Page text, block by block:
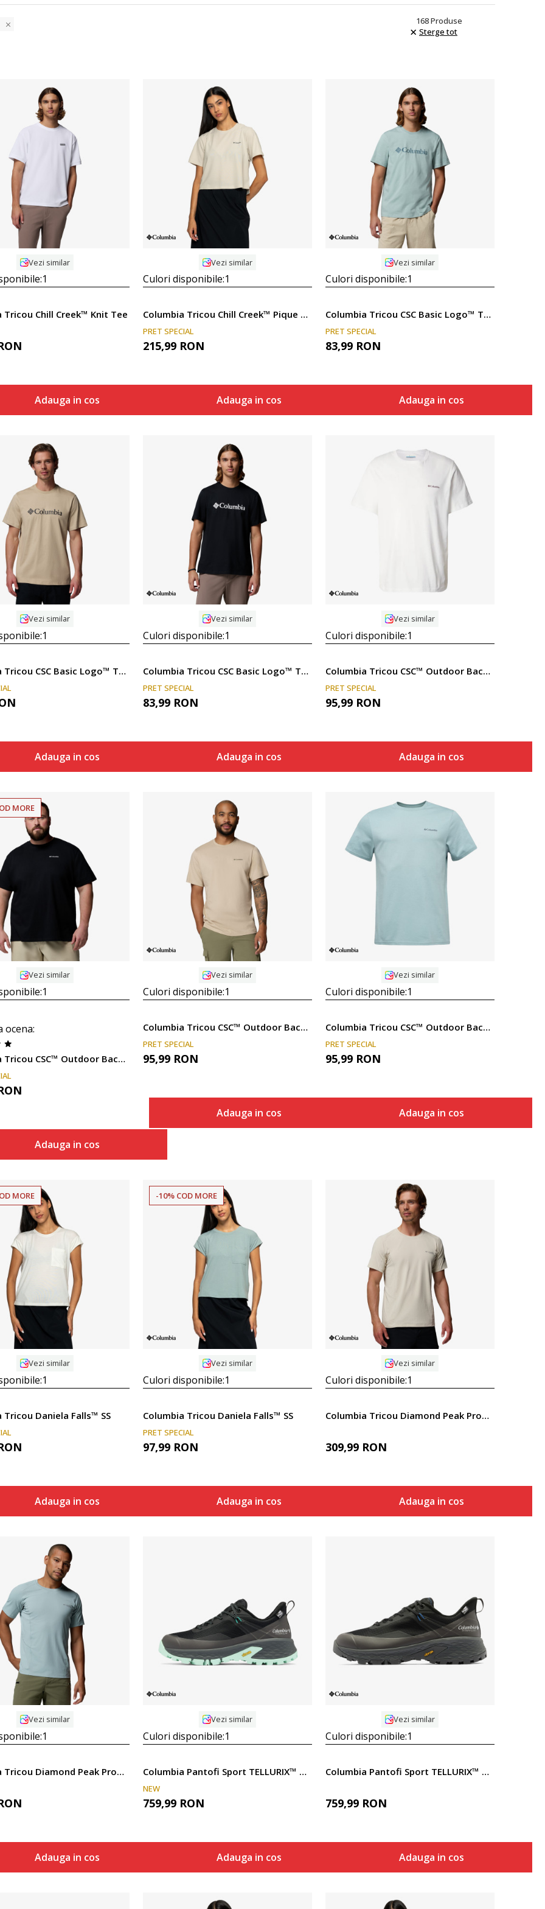
168Produse
Sterge tot
Compara
Vezi similar
1
Tricou Chill Creek™ Knit Tee
Adauga in cos
Compara
Vezi similar
Culori disponibile:1
Columbia Tricou Chill Creek™ Pique SS Tee
PRET SPECIAL
215,99 RON
Adauga in cos
Compara
Vezi similar
Culori disponibile:1
Columbia Tricou CSC Basic Logo™ Tee
PRET SPECIAL
83,99 RON
Adauga in cos
Compara
Vezi similar
1
Columbia Tricou CSC Basic Logo™ Tee
Adauga in cos
Vezi similar
Culori disponibile:1
Columbia Tricou CSC Basic Logo™ Tee
PRET SPECIAL
83,99 RON
Adauga in cos
Vezi similar
Culori disponibile:1
Columbia Tricou CSC™ Outdoor Back Graphic Tee
PRET SPECIAL
95,99 RON
Adauga in cos
MORE
Vezi similar
1
ocena:
Columbia Tricou CSC™ Outdoor Back Graphic Tee
Adauga in cos
Compara
Vezi similar
Culori disponibile:1
Columbia Tricou CSC™ Outdoor Back Graphic Tee
PRET SPECIAL
95,99 RON
Adauga in cos
Vezi similar
Culori disponibile:1
Columbia Tricou CSC™ Outdoor Back Graphic Tee
PRET SPECIAL
95,99 RON
Adauga in cos
Compara
MORE
Vezi similar
1
Tricou Daniela Falls™ SS
Adauga in cos
Compara
-10% COD MORE
Vezi similar
Culori disponibile:1
Columbia Tricou Daniela Falls™ SS
PRET SPECIAL
97,99 RON
Adauga in cos
Compara
Vezi similar
Culori disponibile:1
Columbia Tricou Diamond Peak Pro™ Short Sleeve
309,99 RON
Adauga in cos
Compara
Vezi similar
1
Columbia Tricou Diamond Peak Pro™ Short Sleeve
Adauga in cos
Compara
Vezi similar
Culori disponibile:1
Columbia Pantofi Sport TELLURIX™ TITANIUM™ OUTDRY™
NEW
759,99 RON
Adauga in cos
Compara
Vezi similar
Culori disponibile:1
Columbia Pantofi Sport TELLURIX™ TITANIUM™ OUTDRY™
759,99 RON
Adauga in cos